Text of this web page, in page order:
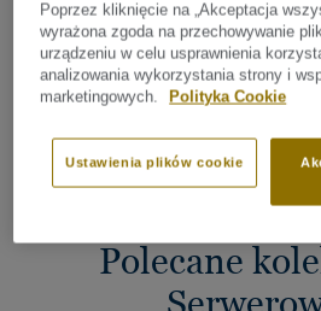
Łatwość czyszczenia
Jakość powietrza w
Polecane
Poprzez kliknięcie na „Akceptacja
wyrażona zgoda na przechowywanie
urządzeniu w celu usprawnienia
analizowania wykorzystania strony i
marketingowych.
Polityka Cookie
Ustawienia plików cookie